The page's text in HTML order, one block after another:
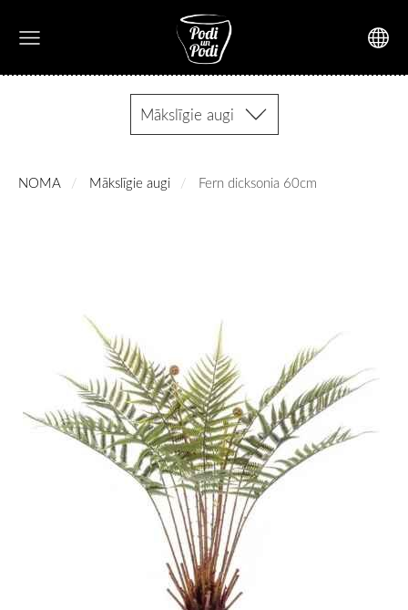
Mākslīgie augi
NOMA Mākslīgie augi Fern dicksonia 60cm